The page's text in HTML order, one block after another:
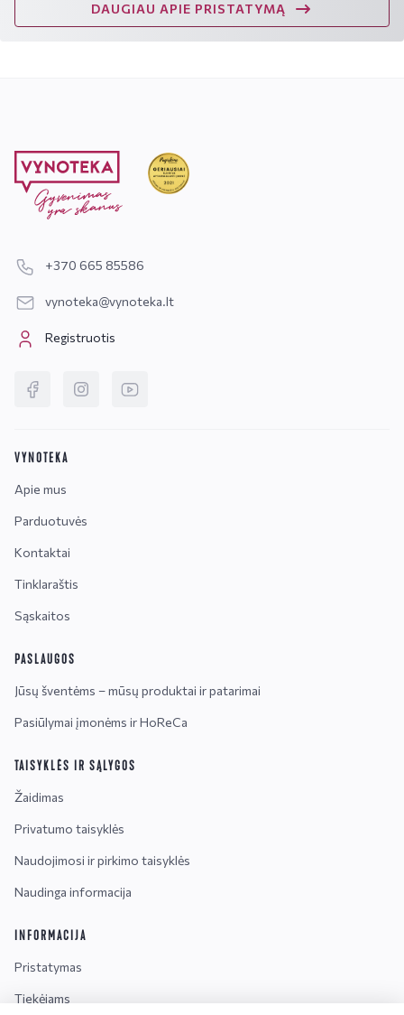
DAUGIAU APIE PRISTATYMĄ
+370 665 85586
vynoteka@vynoteka.lt
Registruotis
VYNOTEKA
Apie mus
Parduotuvės
Kontaktai
Tinklaraštis
Sąskaitos
PASLAUGOS
Jūsų šventėms – mūsų produktai ir patarimai
Pasiūlymai įmonėms ir HoReCa
TAISYKLĖS IR SĄLYGOS
Žaidimas
Privatumo taisyklės
Naudojimosi ir pirkimo taisyklės
Naudinga informacija
INFORMACIJA
Pristatymas
Tiekėjams